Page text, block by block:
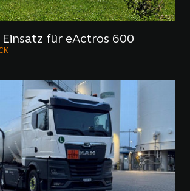
für eActros 600